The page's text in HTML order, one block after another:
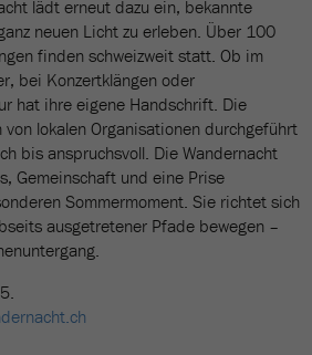
lädt erneut dazu ein, bekannte
neuen Licht zu erleben. Über 100
finden schweizweit statt. Ob im
bei Konzertklängen oder
hat ihre eigene Handschrift. Die
lokalen Organisationen durchgeführt
bis anspruchsvoll. Die Wandernacht
Gemeinschaft und eine Prise
Sommermoment. Sie richtet sich
ausgetretener Pfade bewegen –